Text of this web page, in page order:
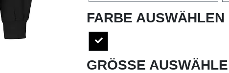
FARBE AUSWÄHLEN
GRÖSSE AUSWÄHLEN